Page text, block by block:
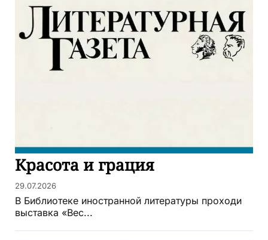
Красота и грация
29.07.2026
В Библиотеке иностранной литературы проходи
выставка «Вес...